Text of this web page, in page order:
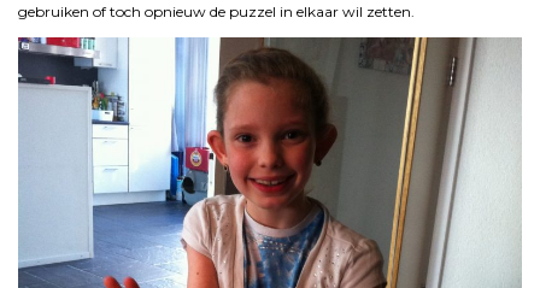
gebruiken of toch opnieuw de puzzel in elkaar wil zetten.